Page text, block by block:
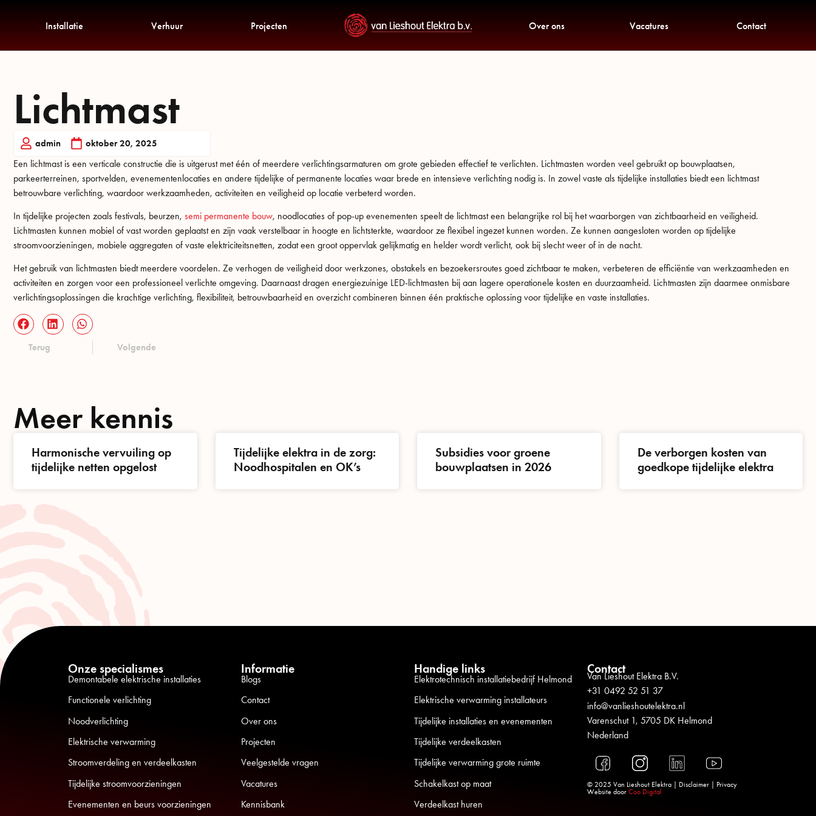
Installatie Verhuur Projecten Over ons Vacatures Contact
Lichtmast
admin oktober 20, 2025
Een lichtmast is een verticale constructie die is uitgerust met één of meerdere verlichtingsarmaturen om grote gebieden effectief te verlichten. Lichtmasten worden veel gebruikt op bouwplaatsen,
parkeerterreinen, sportvelden, evenementenlocaties en andere tijdelijke of permanente locaties waar brede en intensieve verlichting nodig is. In zowel vaste als tijdelijke installaties biedt een lichtmast
betrouwbare verlichting, waardoor werkzaamheden, activiteiten en veiligheid op locatie verbeterd worden.
In tijdelijke projecten zoals festivals, beurzen, semi permanente bouw, noodlocaties of pop-up evenementen speelt de lichtmast een belangrijke rol bij het waarborgen van zichtbaarheid en veiligheid.
Lichtmasten kunnen mobiel of vast worden geplaatst en zijn vaak verstelbaar in hoogte en lichtsterkte, waardoor ze flexibel ingezet kunnen worden. Ze kunnen aangesloten worden op tijdelijke
stroomvoorzieningen, mobiele aggregaten of vaste elektriciteitsnetten, zodat een groot oppervlak gelijkmatig en helder wordt verlicht, ook bij slecht weer of in de nacht.
Het gebruik van lichtmasten biedt meerdere voordelen. Ze verhogen de veiligheid door werkzones, obstakels en bezoekersroutes goed zichtbaar te maken, verbeteren de efficiëntie van werkzaamheden en
activiteiten en zorgen voor een professioneel verlichte omgeving. Daarnaast dragen energiezuinige LED-lichtmasten bij aan lagere operationele kosten en duurzaamheid. Lichtmasten zijn daarmee onmisbare
verlichtingsoplossingen die krachtige verlichting, flexibiliteit, betrouwbaarheid en overzicht combineren binnen één praktische oplossing voor tijdelijke en vaste installaties.
Terug Volgende
Meer kennis
Harmonische vervuiling op
tijdelijke netten opgelost
Tijdelijke elektra in de zorg:
Noodhospitalen en OK’s
Subsidies voor groene
bouwplaatsen in 2026
De verborgen kosten van
goedkope tijdelijke elektra
Onze specialismes
Demontabele elektrische installaties
Functionele verlichting
Noodverlichting
Elektrische verwarming
Stroomverdeling en verdeelkasten
Tijdelijke stroomvoorzieningen
Evenementen en beurs voorzieningen
Informatie
Blogs
Contact
Over ons
Projecten
Veelgestelde vragen
Vacatures
Kennisbank
Handige links
Elektrotechnisch installatiebedrijf Helmond
Elektrische verwarming installateurs
Tijdelijke installaties en evenementen
Tijdelijke verdeelkasten
Tijdelijke verwarming grote ruimte
Schakelkast op maat
Verdeelkast huren
Contact
Van Lieshout Elektra B.V.
+31 0492 52 51 37
info@vanlieshoutelektra.nl
Varenschut 1, 5705 DK Helmond
Nederland
© 2025 Van Lieshout Elektra | Disclaimer | Privacy
Website door Coo Digital